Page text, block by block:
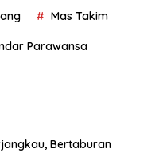
Mas Takim
Parawansa
Bertaburan